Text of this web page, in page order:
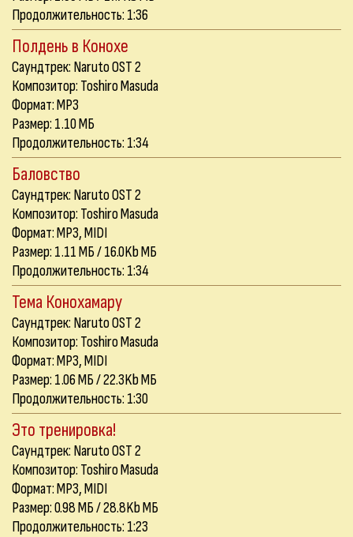
Продолжительность: 1:36
Полдень в Конохе
Саундтрек: Naruto OST 2
Композитор: Toshiro Masuda
Формат: MP3
Размер: 1.10 МБ
Продолжительность: 1:34
Баловство
Саундтрек: Naruto OST 2
Композитор: Toshiro Masuda
Формат: MP3, MIDI
Размер: 1.11 МБ / 16.0Kb МБ
Продолжительность: 1:34
Тема Конохамару
Саундтрек: Naruto OST 2
Композитор: Toshiro Masuda
Формат: MP3, MIDI
Размер: 1.06 МБ / 22.3Kb МБ
Продолжительность: 1:30
Это тренировка!
Саундтрек: Naruto OST 2
Композитор: Toshiro Masuda
Формат: MP3, MIDI
Размер: 0.98 МБ / 28.8Kb МБ
Продолжительность: 1:23